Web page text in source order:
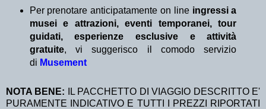
Per prenotare anticipatamente on line ingressi a
musei e attrazioni, eventi temporanei, tour
guidati, esperienze esclusive e attività
gratuite, vi suggerisco il comodo servizio
di Musement
NOTA BENE:
IL PACCHETTO DI VIAGGIO DESCRITTO E'
PURAMENTE INDICATIVO E TUTTI I PREZZI RIPORTATI